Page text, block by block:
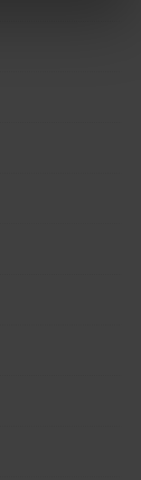
combinarle
o che hanno